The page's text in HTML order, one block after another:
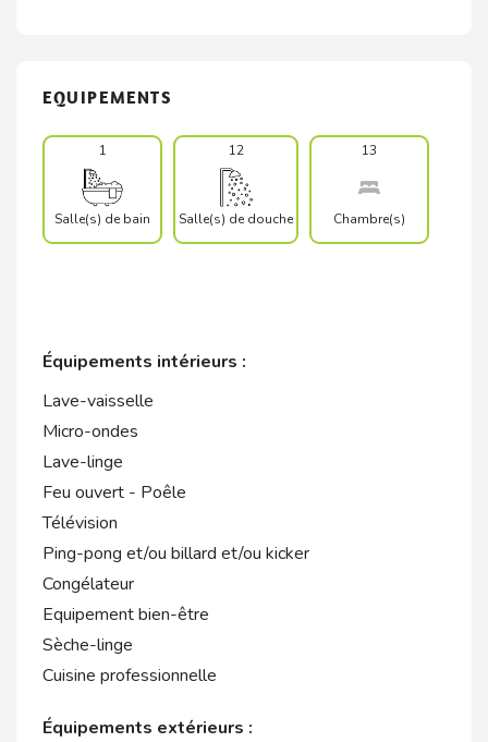
EQUIPEMENTS
1
Salle(s) de bain
12
Salle(s) de douche
13
Chambre(s)
Équipements intérieurs :
Lave-vaisselle
Micro-ondes
Lave-linge
Feu ouvert - Poêle
Télévision
Ping-pong et/ou billard et/ou kicker
Congélateur
Equipement bien-être
Sèche-linge
Cuisine professionnelle
Équipements extérieurs :